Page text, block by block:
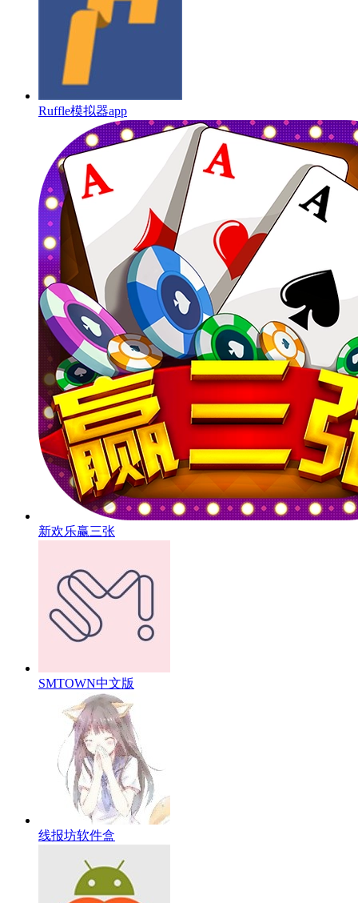
Ruffle模拟器app
新欢乐赢三张
SMTOWN中文版
线报坊软件盒